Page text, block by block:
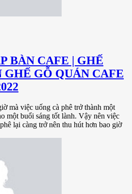
BÀN CAFE | GHẾ
GHẾ GỖ QUÁN CAFE
mà việc uống cà phê trở thành một
một buổi sáng tốt lành. Vậy nên việc
lại càng trở nên thu hút hơn bao giờ